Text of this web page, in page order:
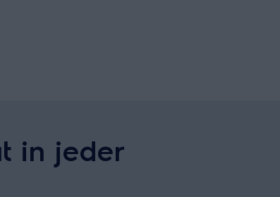
in jeder